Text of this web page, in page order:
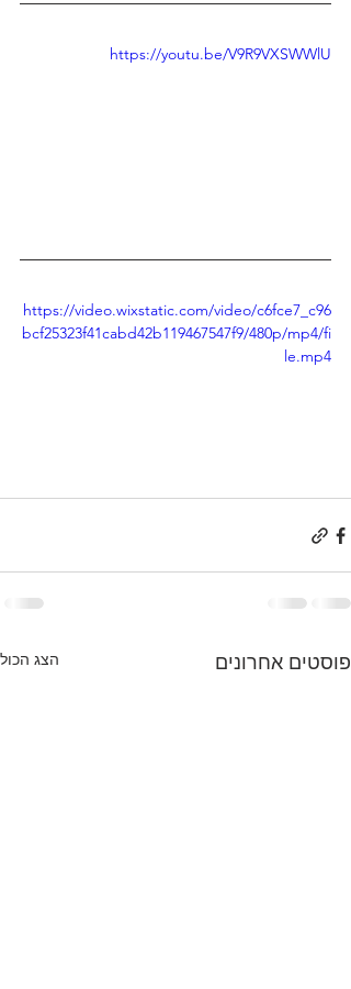
https://youtu.be/V9R9VXSWWlU
https://video.wixstatic.com/video/c6fce7_c96
bcf25323f41cabd42b119467547f9/480p/mp4/fi
le.mp4
פוסטים אחרונים הצג הכול